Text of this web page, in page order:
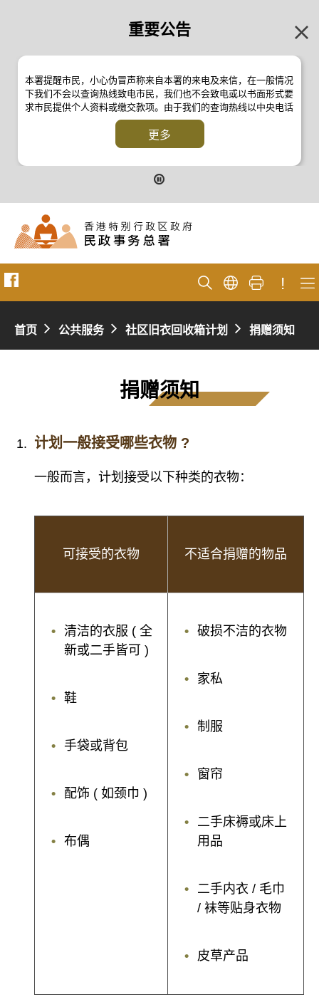
重要公告
本署提醒市民，小心伪冒声称来自本署的来电及来信，在一般情况
下我们不会以查询热线致电市民，我们也不会致电或以书面形式要
求市民提供个人资料或缴交款项。由于我们的查询热线以中央电话
系统操作，本署的来电不会显示电话号码 2835 2500 。如有疑
问，应与本署职员核实或向警方反诈骗协调中心
询热线 18222 查询。详情请浏览以下新闻公报：
二零一九年七月二十六日的新闻公报
二零一七年四月二十八日的新闻公报
二零一七年四月五日的新闻公报
更多
!
首页 公共服务 社区旧衣回收箱计划 捐赠须知
捐赠须知
计划一般接受哪些衣物 ?
一般而言，计划接受以下种类的衣物：
可接受的衣物 不适合捐赠的物品
清洁的衣服 ( 全
新或二手皆可 )
鞋
手袋或背包
配饰 ( 如颈巾 )
布偶
破损不洁的衣物
家私
制服
窗帘
二手床褥或床上
用品
二手内衣 / 毛巾
/ 袜等贴身衣物
皮草产品